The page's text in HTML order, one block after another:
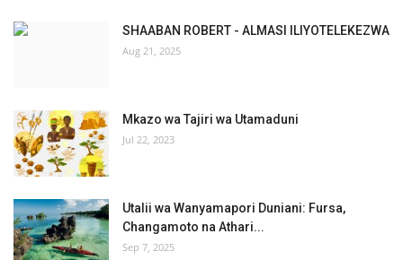
SHAABAN ROBERT - ALMASI ILIYOTELEKEZWA
Aug 21, 2025
Mkazo wa Tajiri wa Utamaduni
Jul 22, 2023
Utalii wa Wanyamapori Duniani: Fursa,
Changamoto na Athari...
Sep 7, 2025